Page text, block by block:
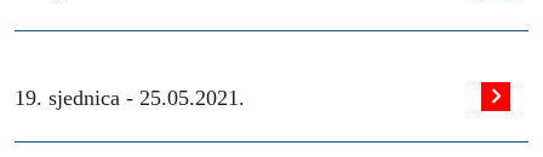
19. sjednica - 25.05.2021.